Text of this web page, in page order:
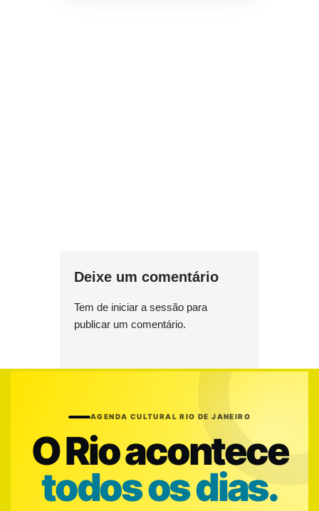
Deixe um comentário
Tem de iniciar a sessão para
publicar um comentário.
AGENDA CULTURAL RIO DE JANEIRO
O Rio acontece
todos os dias.